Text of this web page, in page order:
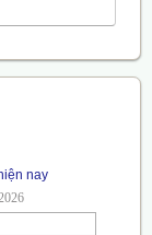
nay